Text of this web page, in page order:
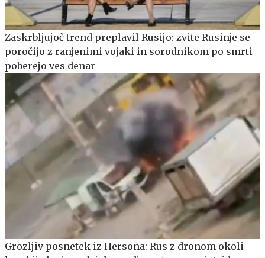
Zaskrbljujoč trend preplavil Rusijo: zvite Rusinje se
poročijo z ranjenimi vojaki in sorodnikom po smrti
poberejo ves denar
Grozljiv posnetek iz Hersona: Rus z dronom okoli